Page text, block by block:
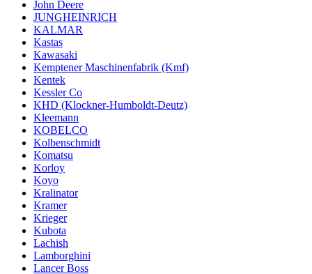
John Deere
JUNGHEINRICH
KALMAR
Kastas
Kawasaki
Kemptener Maschinenfabrik (Kmf)
Kentek
Kessler Co
KHD (Klockner-Humboldt-Deutz)
Kleemann
KOBELCO
Kolbenschmidt
Komatsu
Korloy
Koyo
Kralinator
Kramer
Krieger
Kubota
Lachish
Lamborghini
Lancer Boss